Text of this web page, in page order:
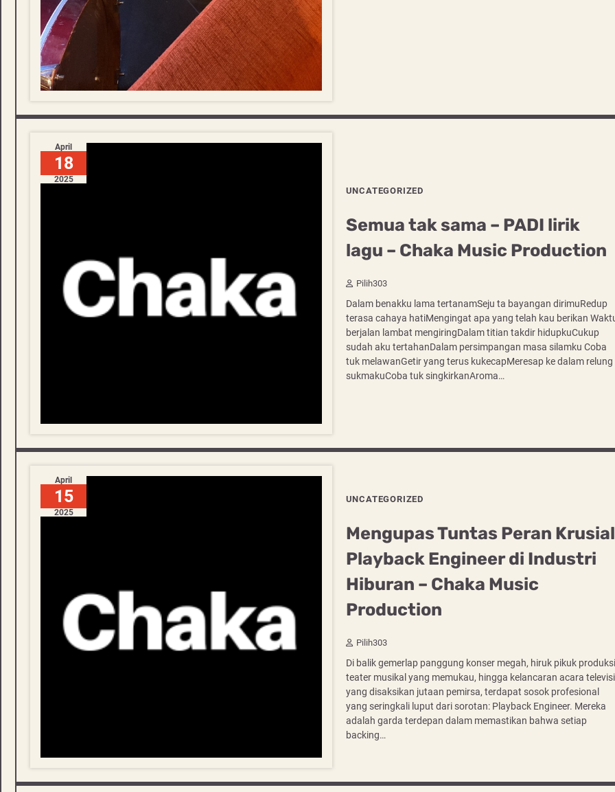
April
18
2025
UNCATEGORIZED
Semua tak sama – PADI lirik
lagu – Chaka Music Production
Pilih303
Dalam benakku lama tertanamSeju ta bayangan dirimuRedup
terasa cahaya hatiMengingat apa yang telah kau berikan
berjalan lambat mengiringDalam titian takdir hidupkuCukup
sudah aku tertahanDalam persimpangan masa silamku Coba
tuk melawanGetir yang terus kukecapMeresap ke dalam relung
sukmakuCoba tuk singkirkanAroma…
April
15
2025
UNCATEGORIZED
Mengupas Tuntas Peran Krusial
Playback Engineer di Industri
Hiburan – Chaka Music
Production
Pilih303
Di balik gemerlap panggung konser megah, hiruk pikuk produksi
teater musikal yang memukau, hingga kelancaran acara televisi
yang disaksikan jutaan pemirsa, terdapat sosok profesional
yang seringkali luput dari sorotan: Playback Engineer. Mereka
adalah garda terdepan dalam memastikan bahwa setiap
backing…